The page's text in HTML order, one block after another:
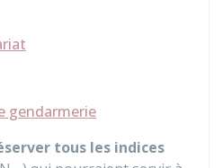
gendarmerie
tous les indices